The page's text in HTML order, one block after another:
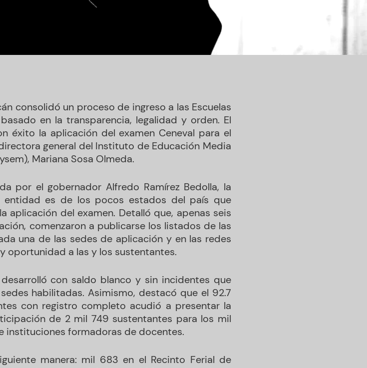
consolidó un proceso de ingreso a las Escuelas
en la transparencia, legalidad y orden. El
éxito la aplicación del examen Ceneval para el
general del Instituto de Educación Media
Mariana Sosa Olmeda.
por el gobernador Alfredo Ramírez Bedolla, la
es de los pocos estados del país que
aplicación del examen. Detalló que, apenas seis
comenzaron a publicarse los listados de las
una de las sedes de aplicación y en las redes
oportunidad a las y los sustentantes.
con saldo blanco y sin incidentes que
habilitadas. Asimismo, destacó que el 92.7
con registro completo acudió a presentar la
de 2 mil 749 sustentantes para los mil
instituciones formadoras de docentes.
manera: mil 683 en el Recinto Ferial de